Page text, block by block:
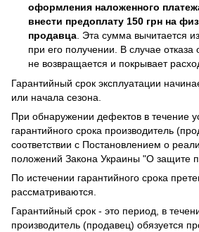
оформления наложенного
внести предоплату 150 грн на
продавца . Эта сумма вычитается
при его получении. В случае отказа
не возвращается и покрывает
Гарантийный срок эксплуатации
или начала сезона.
При обнаружении дефектов в течение
гарантийного срока производитель
соответствии с Постановлением о
положений Закона Украины "О защите
По истечении гарантийного срока
рассматриваются.
Гарантийный срок - это период, в
производитель (продавец) обязуется